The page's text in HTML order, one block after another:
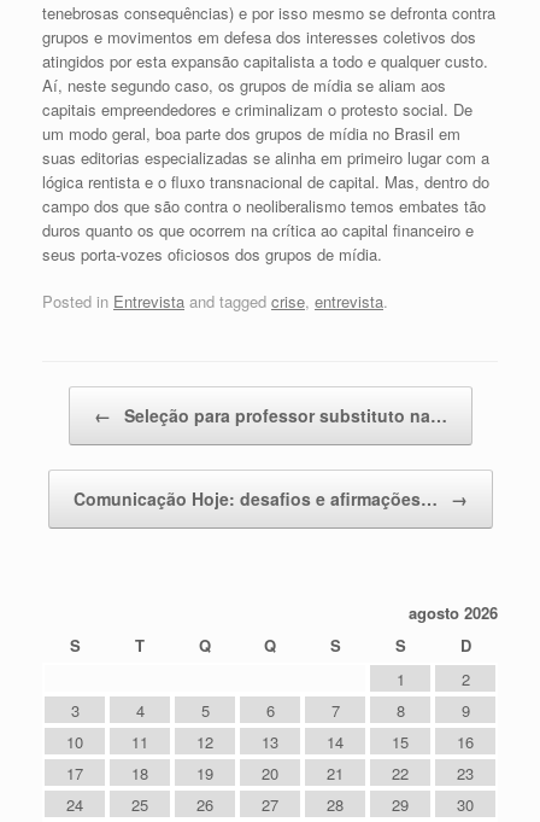
tenebrosas consequências) e por isso mesmo se defronta contra
grupos e movimentos em defesa dos interesses coletivos dos
atingidos por esta expansão capitalista a todo e qualquer custo.
Aí, neste segundo caso, os grupos de mídia se aliam aos
capitais empreendedores e criminalizam o protesto social. De
um modo geral, boa parte dos grupos de mídia no Brasil em
suas editorias especializadas se alinha em primeiro lugar com a
lógica rentista e o fluxo transnacional de capital. Mas, dentro do
campo dos que são contra o neoliberalismo temos embates tão
duros quanto os que ocorrem na crítica ao capital financeiro e
seus porta-vozes oficiosos dos grupos de mídia.
Posted in Entrevista and tagged crise, entrevista.
← Seleção para professor substituto na…
Comunicação Hoje: desafios e afirmações… →
agosto 2026
S
T Q Q S S
D
1
2
3
4 5 6 7 8
9
10
11 12 13 14 15
16
17
18 19 20 21 22
23
24
25 26 27 28 29 30